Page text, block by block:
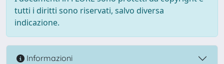
tutti i diritti sono riservati, salvo diversa
indicazione.
Informazioni